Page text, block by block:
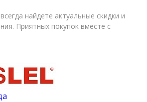
найдете актуальные скидки и
Приятных покупок вместе с